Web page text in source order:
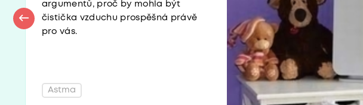
argumentů, proč by mohla být
čistička vzduchu prospěšná právě
pro vás.
Astma